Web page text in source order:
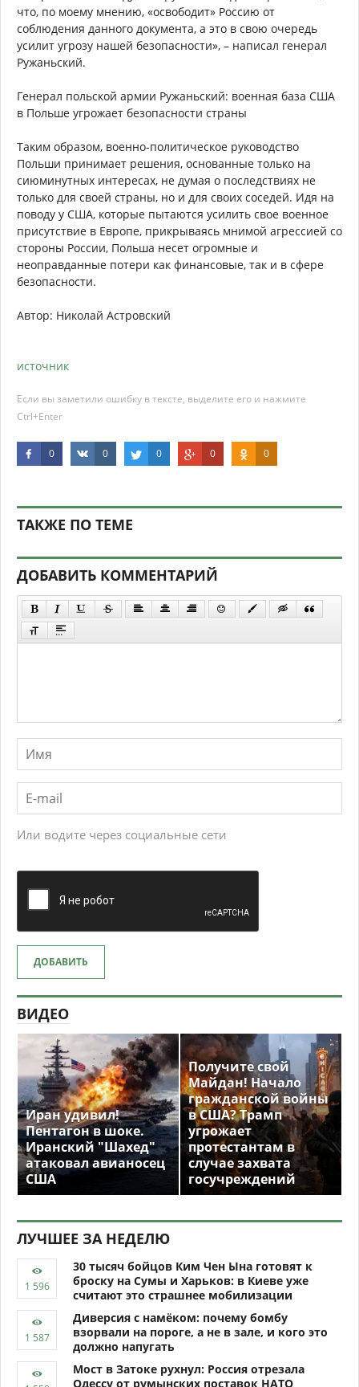
что, по моему мнению, «освободит» Россию от
соблюдения данного документа, а это в свою очередь
усилит угрозу нашей безопасности», – написал генерал
Ружаньский.
Генерал польской армии Ружаньский: военная база США
в Польше угрожает безопасности страны
Таким образом, военно-политическое руководство
Польши принимает решения, основанные только на
сиюминутных интересах, не думая о последствиях не
только для своей страны, но и для своих соседей. Идя на
поводу у США, которые пытаются усилить свое военное
присутствие в Европе, прикрываясь мнимой агрессией со
стороны России, Польша несет огромные и
неоправданные потери как финансовые, так и в сфере
безопасности.
Автор: Николай Астровский
источник
Если вы заметили ошибку в тексте, выделите его и нажмите
Ctrl+Enter
0 0 0 0 0
ТАКЖЕ ПО ТЕМЕ
ДОБАВИТЬ КОММЕНТАРИЙ
Или водите через социальные сети
ДОБАВИТЬ
ВИДЕО
Иран удивил!
Пентагон в шоке.
Иранский "Шахед"
атаковал авианосец
США
Получите свой
Майдан! Начало
гражданской войны
в США? Трамп
угрожает
протестантам в
случае захвата
госучреждений
ЛУЧШЕЕ ЗА НЕДЕЛЮ
30 тысяч бойцов Ким Чен Ына готовят к
броску на Сумы и Харьков: в Киеве уже
считают это страшнее мобилизации
Диверсия с намёком: почему бомбу
взорвали на пороге, а не в зале, и кого это
должно напугать
Мост в Затоке рухнул: Россия отрезала
Одессу от румынских поставок НАТО